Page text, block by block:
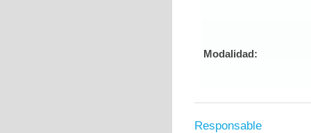
Modalidad:
Responsable